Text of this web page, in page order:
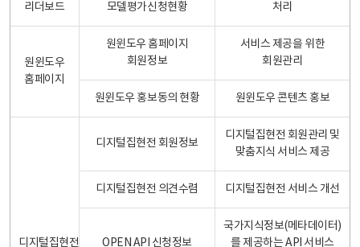
리더보드
모델평가신청현황
처리
원윈도우
홈페이지
원윈도우 홈페이지
회원정보
서비스 제공을 위한
회원관리
원윈도우 홍보동의 현황 원윈도우 콘텐츠 홍보
디지털집현전
디지털집현전 회원정보
디지털집현전 회원관리 및
맞춤지식 서비스 제공
디지털집현전 의견수렴 디지털집현전 서비스 개선
OPEN API 신청정보
국가지식정보(메타데이터)
를 제공하는 API 서비스